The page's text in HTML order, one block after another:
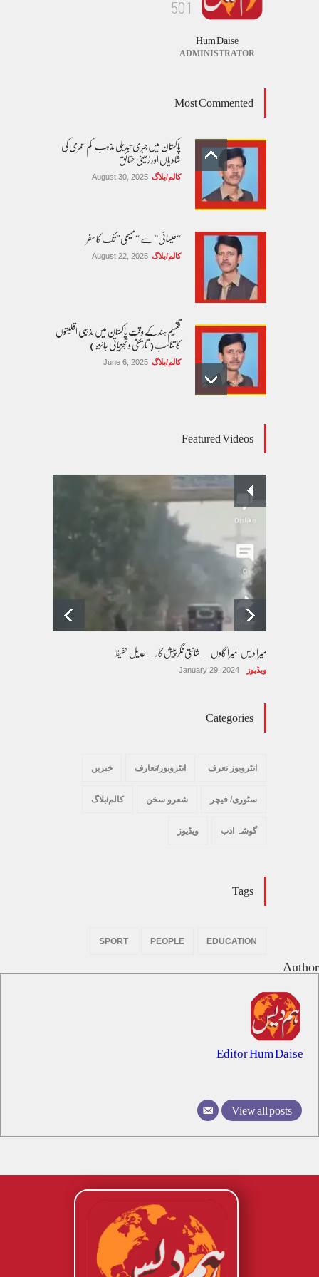
1
0
5
Hum Daise
ADMINISTRATOR
Most Commented
پاکستان میں جبری تبدیلی مذہب 'کم عمری کی
شادیاں اور زمینی حقائق
کالم/بلاگ August 30, 2025
“عیسائی” سے “مسیحی” تک کا سفر
کالم/بلاگ August 22, 2025
تقسیم ہند کے وقت پاکستان میں مذہبی اقلیتوں
کا تناسب( تاریخی و تجزیاتی جائزہ)
کالم/بلاگ June 6, 2025
پسند کی شادیوں کا بڑھتا ہوا رجحان اور راولپنڈی
کی یوسیز میں اندارج پر پابندی ایک نیا تنازعہ
October 14, 2025
Featured Videos
میرا دیس ' میرا گاوں ۔۔شانتی نگرپیش کار۔۔عدیل حفیظ
ویڈیوز January 29, 2024
Categories
انٹرویوز تعرف انٹرویوز/تعارف خبریں
سٹوری/ فیچر شعرو سخن کالم/بلاگ
گوشہ ادب ویڈیوز
Tags
EDUCATION
PEOPLE
SPORT
Author
Editor Hum Daise
View all posts